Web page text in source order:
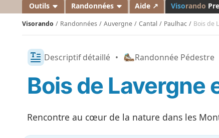
a
n
d
o
Outils Randonnées Aide ↗ Visorando
Visorando Randonnées Auvergne Cantal Paulhac Bois de
Descriptif détaillé • Randonnée Pédestre
Bois de Lavergne
Rencontre au cœur de la nature dans les